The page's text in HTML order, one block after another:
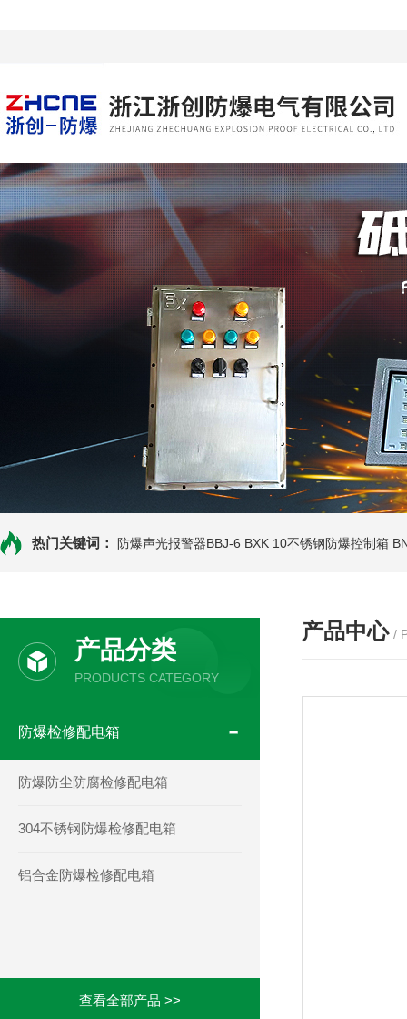
热门关键词： 防爆声光报警器BBJ-6 BXK 10不锈钢防爆控制箱
产品分类
PRODUCTS CATEGORY
防爆检修配电箱
防爆防尘防腐检修配电箱
304不锈钢防爆检修配电箱
铝合金防爆检修配电箱
查看全部产品 >>
产品中心 /